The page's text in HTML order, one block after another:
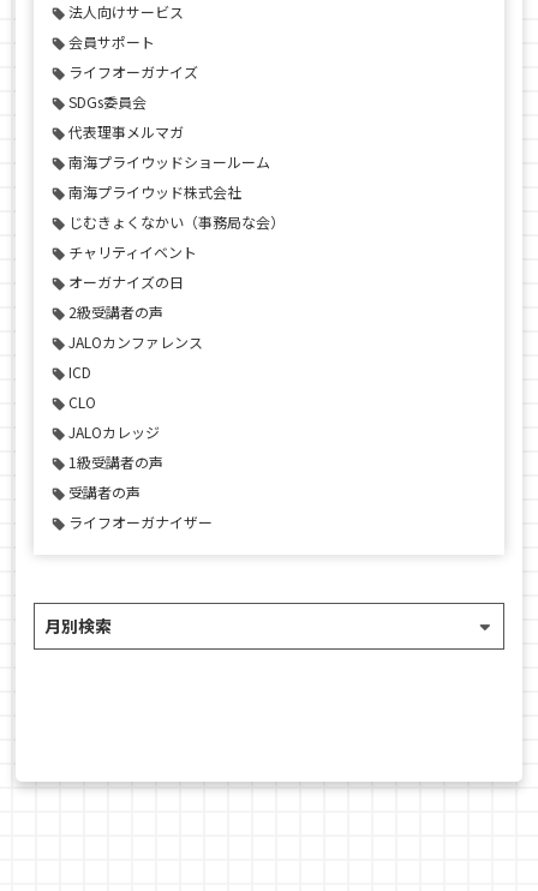
法人向けサービス
会員サポート
ライフオーガナイズ
SDGs委員会
代表理事メルマガ
南海プライウッドショールーム
南海プライウッド株式会社
じむきょくなかい（事務局な会）
チャリティイベント
オーガナイズの日
2級受講者の声
JALOカンファレンス
ICD
CLO
JALOカレッジ
1級受講者の声
受講者の声
ライフオーガナイザー